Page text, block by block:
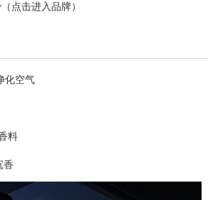
点击进入品牌）
化空气
300mAh
料